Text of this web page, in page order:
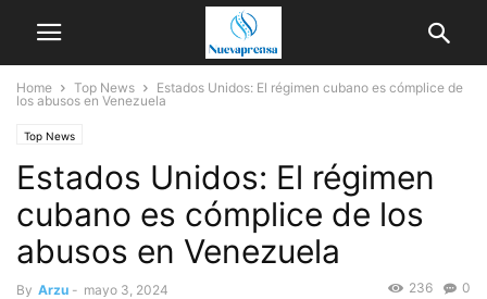
Home Top News
Estados Unidos: El régimen cubano es cómplice de
los abusos en Venezuela
Top News
Estados Unidos: El régimen
cubano es cómplice de los
abusos en Venezuela
By Arzu - mayo 3, 2024 0
236